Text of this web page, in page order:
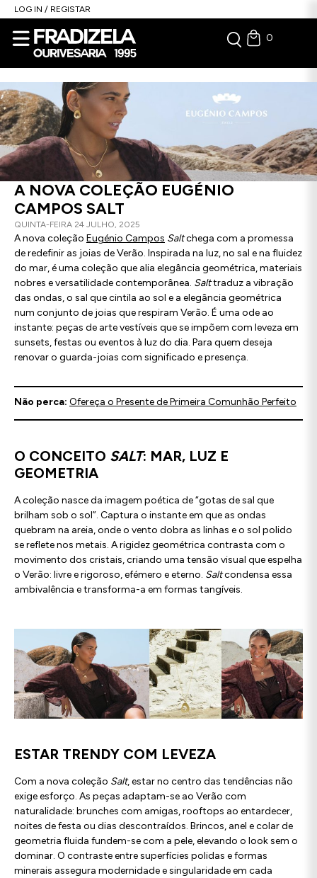
LOG IN / REGISTAR
0
A NOVA COLEÇÃO EUGÉNIO
CAMPOS SALT
QUINTA-FEIRA 24 JULHO, 2025
A nova coleção Eugénio Campos Saltchega com a promessa
de redefinir as joias de Verão. Inspirada na luz, no sal e na fluidez
do mar, é uma coleção que alia elegância geométrica, materiais
nobres e versatilidade contemporânea. Salttraduz a vibração
das ondas, o sal que cintila ao sol e a elegância geométrica
num conjunto de joias que respiram Verão. É uma ode ao
instante: peças de arte vestíveis que se impõem com leveza em
sunsets, festas ou eventos à luz do dia. Para quem deseja
renovar o guarda-joias com significado e presença.
Não perca: Ofereça o Presente de Primeira Comunhão Perfeito
O CONCEITO SALT: MAR, LUZ E
GEOMETRIA
A coleção nasce da imagem poética de “gotas de sal que
brilham sob o sol”. Captura o instante em que as ondas
quebram na areia, onde o vento dobra as linhas e o sol polido
se reflete nos metais. A rigidez geométrica contrasta com o
movimento dos cristais, criando uma tensão visual que espelha
o Verão: livre e rigoroso, efémero e eterno. Saltcondensa essa
ambivalência e transforma-a em formas tangíveis.
ESTAR TRENDY COM LEVEZA
Com a nova coleção Salt, estar no centro das tendências não
exige esforço. As peças adaptam-se ao Verão com
naturalidade: brunches com amigas, rooftops ao entardecer,
noites de festa ou dias descontraídos. Brincos, anel e colar de
geometria fluida fundem-se com a pele, elevando o look sem o
dominar. O contraste entre superfícies polidas e formas
minerais assegura modernidade e singularidade em cada